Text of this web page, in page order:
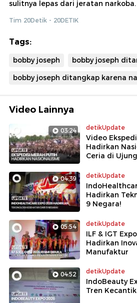
sulitnya lepas dari jeratan narkoba.
Tim 20Detik - 20DETIK
Tags:
bobby joseph
bobby joseph
bobby joseph ditangkap karena
Video Lainnya
03:24 detikUpdate
Video
Hadirkan
Ceria di
04:39 detikUpdate
Hadirkan
9 Negara!
05:54 detikUpdate
ILF & IGT
Hadirkan
Manufaktur
04:52 detikUpdate
IndoBeauty
Tren